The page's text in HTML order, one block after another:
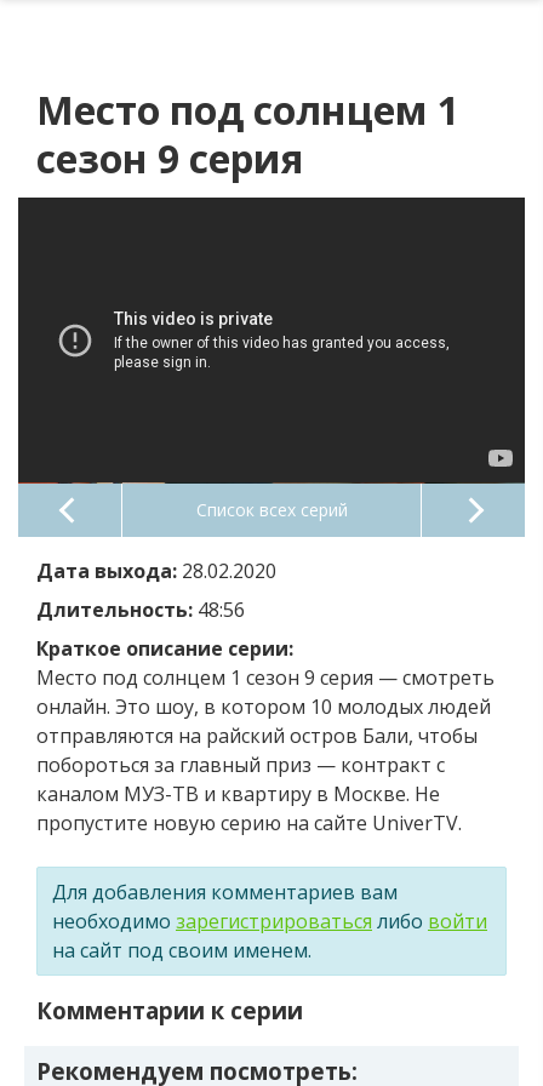
Место под солнцем 1
сезон 9 серия
Список всех серий
Дата выхода: 28.02.2020
Длительность: 48:56
Краткое описание серии:
Место под солнцем 1 сезон 9 серия — смотреть
онлайн. Это шоу, в котором 10 молодых людей
отправляются на райский остров Бали, чтобы
побороться за главный приз — контракт с
каналом МУЗ-ТВ и квартиру в Москве. Не
пропустите новую серию на сайте UniverTV.
Для добавления комментариев вам
необходимо зарегистрироваться либо войти
на сайт под своим именем.
Комментарии к серии
Рекомендуем посмотреть: